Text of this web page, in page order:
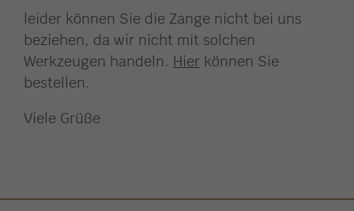
leider können Sie die Zange nicht bei uns
beziehen, da wir nicht mit solchen
Werkzeugen handeln. Hier können Sie
bestellen.
Viele Grüße